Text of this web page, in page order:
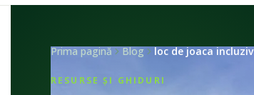
navigationPrima pagină Blog loc de joaca incluziv
RESURSE ȘI GHIDURI